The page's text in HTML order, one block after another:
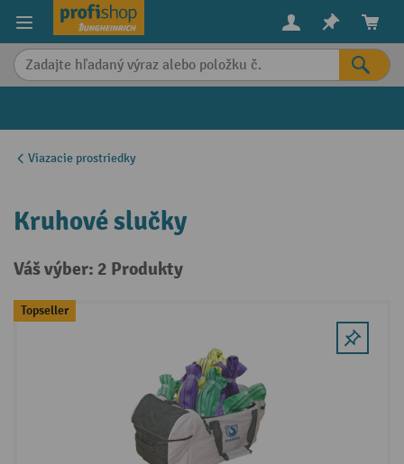
content
Viazacie prostriedky
Kruhové slučky
Váš výber: 2 Produkty
Topseller